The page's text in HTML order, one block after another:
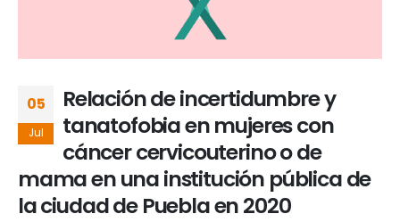
05
Jul
Relación de incertidumbre y
tanatofobia en mujeres con
cáncer cervicouterino o de
mama en una institución pública de
la ciudad de Puebla en 2020